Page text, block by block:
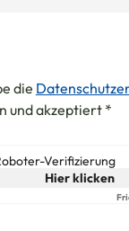
die
und akzeptiert *
Verifizierung
Hier klicken